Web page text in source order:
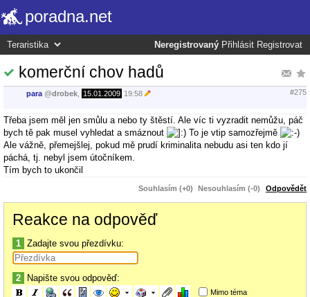
poradna.net
Neregistrovaný Přihlásit Registrovat
komerční chov hadů
para @drobek 15.01.2009 19:58 #275
Třeba jsem měl jen smůlu a nebo ty štěstí. Ale víc ti vyzradit nemůžu, páč
bych tě pak musel vyhledat a smáznout
To je vtip samozřejmě
Ale vážně, přemejšlej, pokud mě prudí kriminalita nebudu asi ten kdo jí
páchá, tj. nebyl jsem útočníkem.
Tím bych to ukončil
Souhlasím (+0) Nesouhlasím (-0) Odpovědět
Reakce na odpověď
1 Zadajte svou přezdívku:
2 Napište svou odpověď:
Mimo téma